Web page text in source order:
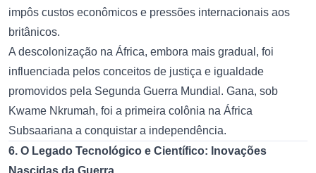
impôs custos econômicos e pressões internacionais aos
britânicos.
A descolonização na África, embora mais gradual, foi
influenciada pelos conceitos de justiça e igualdade
promovidos pela Segunda Guerra Mundial. Gana, sob
Kwame Nkrumah, foi a primeira colônia na África
Subsaariana a conquistar a independência.
6. O Legado Tecnológico e Científico: Inovações
Nascidas da Guerra